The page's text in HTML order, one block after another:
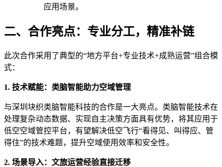
应用场景。
二、合作亮点：专业分工，精准补链
此次合作采用了典型的“地方平台+专业技术+成熟运营”组合模
式：
1. 技术赋能：类脑智能助力空域管理
与深圳块织类脑智能科技的合作是一大亮点。类脑智能技术在
处理复杂动态数据、实现自主决策方面具有优势，将其应用于
低空空域管控平台，有望解决低空飞行“看得见、叫得应、管
得住”的技术难题，提升空域使用效率和安全性。
2. 场景导入：文旅运营经验直接迁移